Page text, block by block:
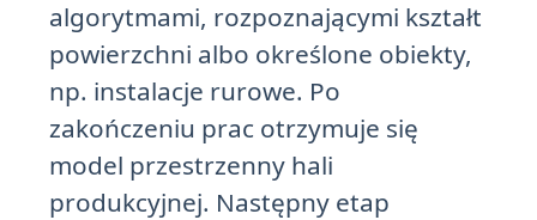
algorytmami, rozpoznającymi kształt
powierzchni albo określone obiekty,
np. instalacje rurowe. Po
zakończeniu prac otrzymuje się
model przestrzenny hali
produkcyjnej. Następny etap